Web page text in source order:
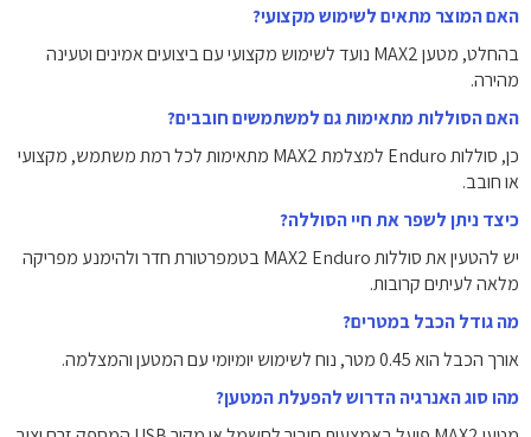
האם המוצר מתאים לשימוש מקצועי?
בהחלט, מטען MAX2 נועד לשימוש מקצועי עם ביצועים אמינים וטעינה
מהירה.
האם הסוללות מתאימות גם למשתמשים חובבים?
כן, סוללות Enduro למצלמת MAX2 מתאימות לכל רמת משתמש, מקצועי
או חובב.
כיצד ניתן לשפר את חיי הסוללה?
יש להטעין את סוללות MAX2 Enduro בטמפרטורת חדר ולהימנע מפריקה
מלאה לעיתים קרובות.
מה גודל הכבל במטרים?
אורך הכבל הוא 0.45 מטר, נוח לשימוש יומיומי עם המטען והמצלמה.
מהו סוג האנרגיה הדרוש להפעלת המטען?